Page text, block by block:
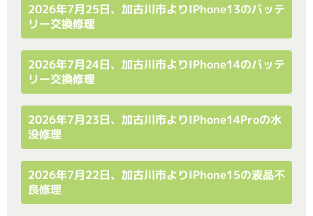
2026年7月25日、加古川市よりiPhone13のバッテ
リー交換修理
2026年7月24日、加古川市よりiPhone14のバッテ
リー交換修理
2026年7月23日、加古川市よりiPhone14Proの水
没修理
2026年7月22日、加古川市よりiPhone15の液晶不
良修理